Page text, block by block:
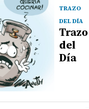
TRAZO
DEL DÍA
Trazo
del
Día